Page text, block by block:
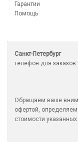
Гарантии
Помощь
Санкт-Петербург
телефон для
Обращаем ваше
офертой,
стоимости